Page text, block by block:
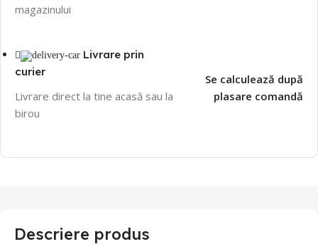
magazinului
Livrare prin
curier
Livrare direct la tine acasă sau la
birou
Se calculează după
plasare comandă
Descriere produs